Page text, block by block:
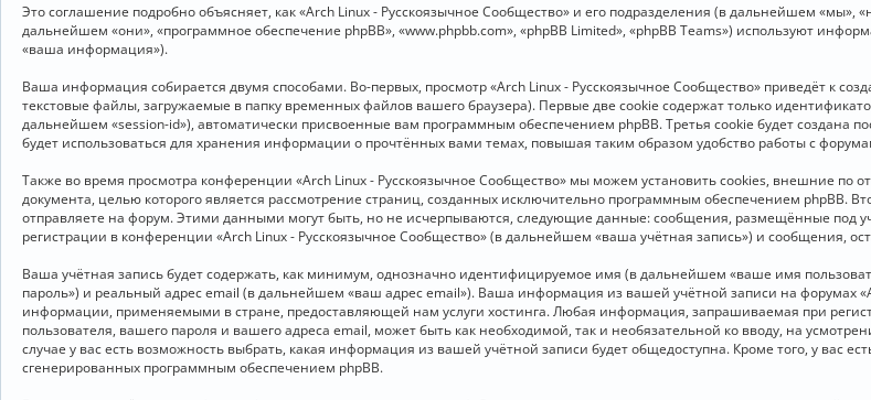
и
Это соглашение подробно объясняет, как «Arch Linux - Русскоязычное Сообщество» и его подразделения (в дальнейшем «мы»,
дальнейшем «они», «программное обеспечение phpBB», «www.phpbb.com», «phpBB Limited», «phpBB Teams») используют
«ваша информация»).
Ваша информация собирается двумя способами. Во-первых, просмотр «Arch Linux - Русскоязычное Сообщество» приведёт к
текстовые файлы, загружаемые в папку временных файлов вашего браузера). Первые две cookie содержат только
дальнейшем «session-id»), автоматически присвоенные вам программным обеспечением phpBB. Третья cookie будет создана
будет использоваться для хранения информации о прочтённых вами темах, повышая таким образом удобство работы с
Также во время просмотра конференции «Arch Linux - Русскоязычное Сообщество» мы можем установить cookies, внешние по
документа, целью которого является рассмотрение страниц, созданных исключительно программным обеспечением
отправляете на форум. Этими данными могут быть, но не исчерпываются, следующие данные: сообщения, размещённые под
регистрации в конференции «Arch Linux - Русскоязычное Сообщество» (в дальнейшем «ваша учётная запись») и
Ваша учётная запись будет содержать, как минимум, однозначно идентифицируемое имя (в дальнейшем «ваше имя
пароль») и реальный адрес email (в дальнейшем «ваш адрес email»). Ваша информация из вашей учётной записи на форумах
информации, применяемыми в стране, предоставляющей нам услуги хостинга. Любая информация, запрашиваемая при
пользователя, вашего пароля и вашего адреса email, может быть как необходимой, так и необязательной ко вводу, на
случае у вас есть возможность выбрать, какая информация из вашей учётной записи будет общедоступна. Кроме того, у вас
сгенерированных программным обеспечением phpBB.